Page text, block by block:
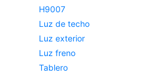
H9007
Luz de techo
Luz exterior
Luz freno
Tablero